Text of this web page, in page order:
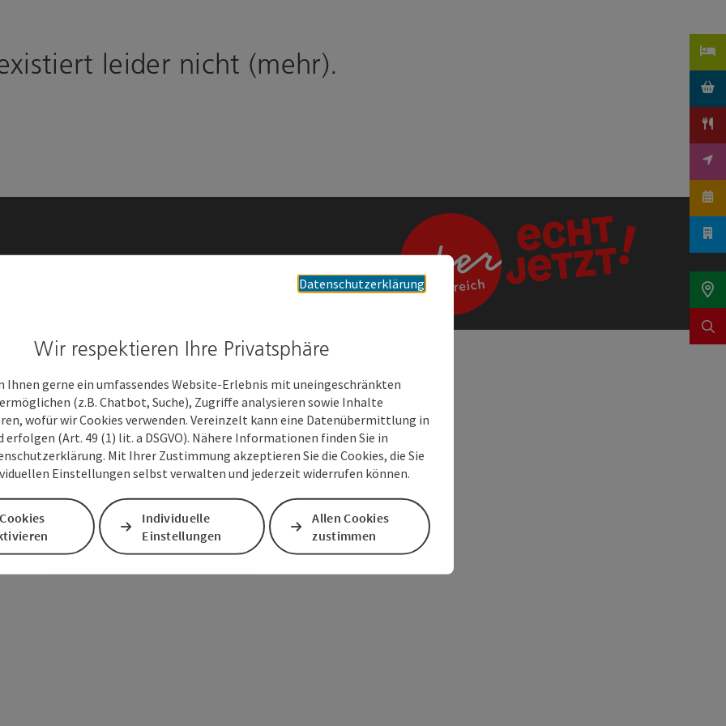
leider nicht (mehr).
Cookies anpassen
Datenschutzerklärung
Wir respektieren Ihre Privatsphäre
Ihnen gerne ein umfassendes Website-Erlebnis mit uneingeschränkten
(z.B. Chatbot, Suche), Zugriffe analysieren sowie Inhalte
wofür wir Cookies verwenden. Vereinzelt kann eine Datenübermittlung in
(Art. 49 (1) lit. a DSGVO). Nähere Informationen finden Sie in
Mit Ihrer Zustimmung akzeptieren Sie die Cookies, die Sie
Einstellungen selbst verwalten und jederzeit widerrufen können.
Individuelle
Einstellungen
Allen Cookies
zustimmen